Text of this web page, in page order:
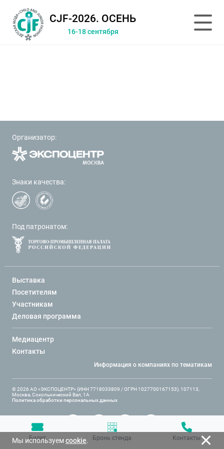
CJF-2026. ОСЕНЬ
16-18 сентября
Организатор:
Знаки качества:
Под патронатом:
Выставка
Посетителям
Участникам
Деловая программа
Медиацентр
Контакты
Информация о компаниях по тематикам
© 2026 АО «ЭКСПОЦЕНТР» (ИНН 7718033809 / ОГРН 1027700167153), 107113,
Москва, Сокольнический Вал, 1А
Политика обработки персональных данных
Билет Бронь стенда Контакты
Мы используемcookie.